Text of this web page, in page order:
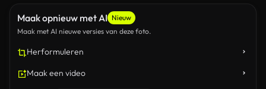
Maak opnieuw met AI Nieuw
Maak met AI nieuwe versies van deze foto.
Herformuleren
Maak een video